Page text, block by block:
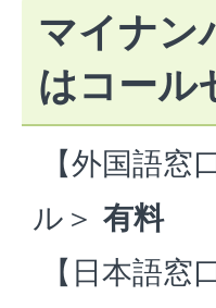
マイナン
はコール
【外国語窓
ル＞ 有料
【日本語窓